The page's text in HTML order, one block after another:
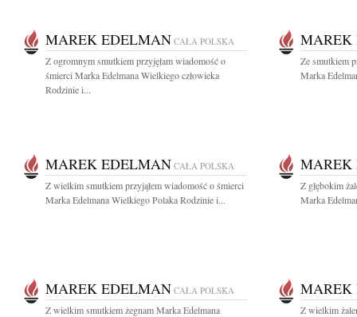
MAREK EDELMAN CAŁA POLSKA
Z ogromnym smutkiem przyjęłam wiadomość o
śmierci Marka Edelmana Wielkiego człowieka
Rodzinie i...
MAREK
Ze smutkiem
Marka
MAREK EDELMAN CAŁA POLSKA
Z wielkim smutkiem przyjąłem wiadomość o śmierci
Marka Edelmana Wielkiego Polaka Rodzinie i...
MAREK
Z głębokim
Marka
MAREK EDELMAN CAŁA POLSKA
Z wielkim smutkiem żegnam Marka Edelmana
MAREK
Z wielkim